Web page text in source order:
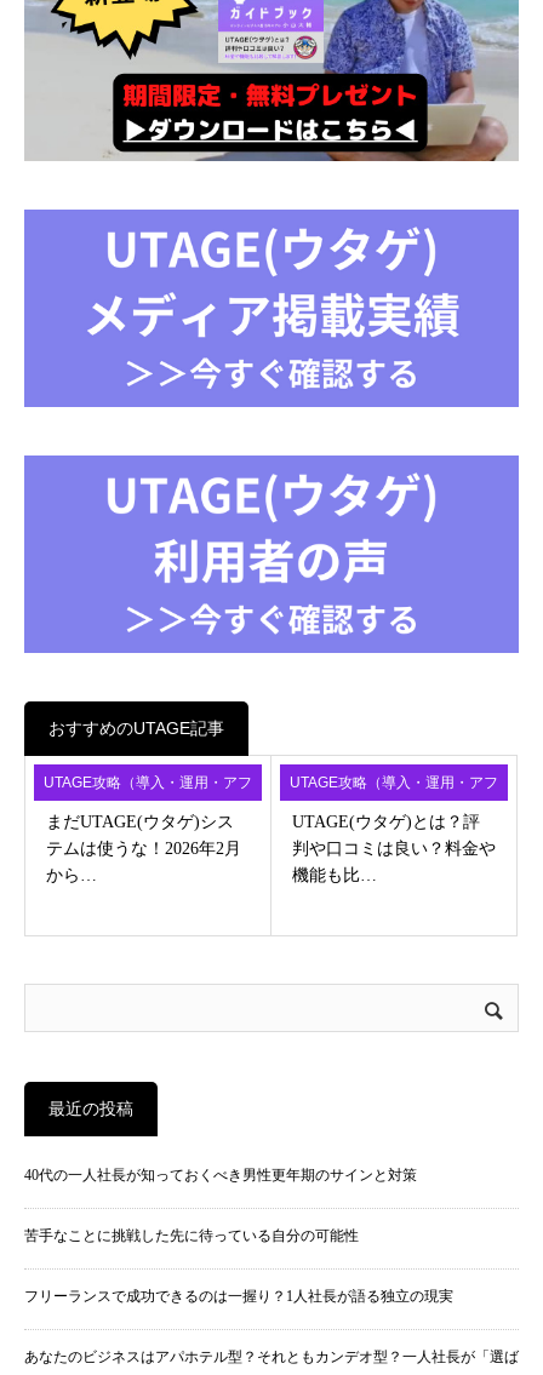
おすすめのUTAGE記事
UTAGE攻略（導入・運用・アフ
ィ）
まだUTAGE(ウタゲ)シス
テムは使うな！2026年2月
から…
UTAGE攻略（導入・運用・アフ
ィ）
UTAGE(ウタゲ)とは？評
判や口コミは良い？料金や
機能も比…
最近の投稿
40代の一人社長が知っておくべき男性更年期のサインと対策
苦手なことに挑戦した先に待っている自分の可能性
フリーランスで成功できるのは一握り？1人社長が語る独立の現実
あなたのビジネスはアパホテル型？それともカンデオ型？一人社長が「選ば